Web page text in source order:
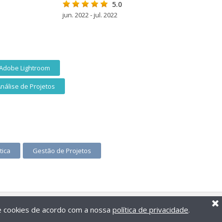
5.0
jun. 2022 - jul. 2022
Lightroom
de Projetos
Gestão de Projetos
de acordo com a nossa política de privacidade.